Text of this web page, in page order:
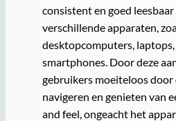
consistent en goed
verschillende apparaten,
desktopcomputers,
smartphones. Door deze
gebruikers moeiteloos door
navigeren en genieten van
and feel, ongeacht het